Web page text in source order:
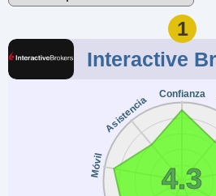
1
Interactive
Confianza
Móvil
Asistencia
4.3